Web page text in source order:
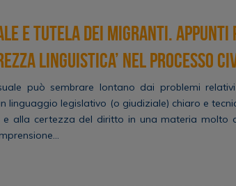
e tutela dei migranti.
linguistica’ nel processo
può sembrare lontano dai problemi
linguaggio legislativo (o giudiziale) chiaro e
e alla certezza del diritto in una materia molto